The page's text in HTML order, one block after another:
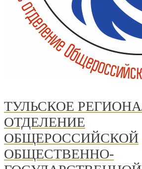
ТУЛЬСКОЕ
ОТДЕЛЕНИЕ
ОБЩЕРОССИЙСКОЙ
ОБЩЕСТВЕННО-